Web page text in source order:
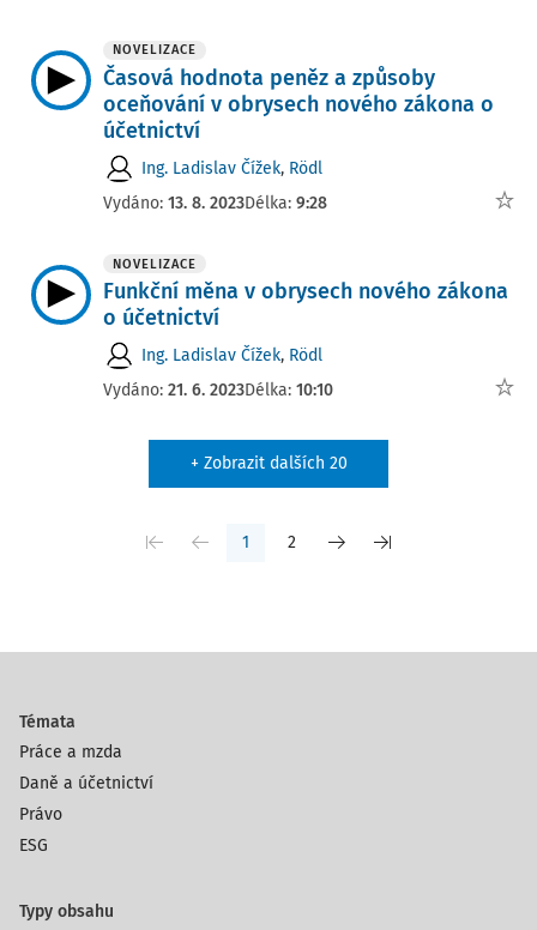
NOVELIZACE
Časová hodnota peněz a způsoby
oceňování v obrysech nového zákona o
účetnictví
Ing. Ladislav Čížek, Rödl
Vydáno: 13. 8. 2023Délka: 9:28
NOVELIZACE
Funkční měna v obrysech nového zákona
o účetnictví
Ing. Ladislav Čížek, Rödl
Vydáno: 21. 6. 2023Délka: 10:10
+ Zobrazit dalších 20
1 2
Témata
Práce a mzda
Daně a účetnictví
Právo
ESG
Typy obsahu